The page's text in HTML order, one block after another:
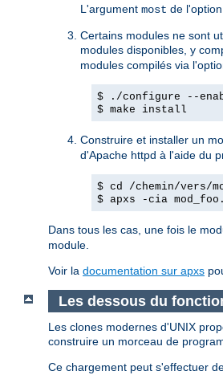
L'argument most de l'option
Certains modules ne sont
modules disponibles, y
modules compilés via
$ ./configure --
$ make install
Construire et installer un
d'Apache httpd à l'aide du
$ cd /chemin/vers/
$ apxs -cia
Dans tous les cas, une fois le
module.
Voir la documentation sur apxs
Les dessous du
Les clones modernes d'UNIX
construire un morceau de
Ce chargement peut s'effectuer